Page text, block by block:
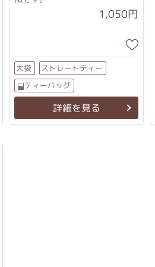
1,050円
大袋 ストレートティー
ティーバッグ
詳細を見る